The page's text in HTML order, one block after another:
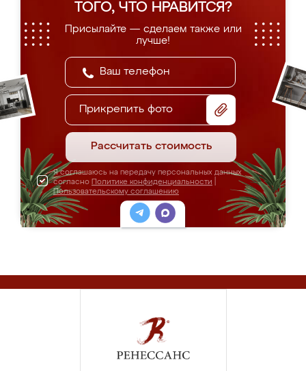
ТОГО, ЧТО НРАВИТСЯ?
Присылайте — сделаем также или
лучше!
Прикрепить фото
Рассчитать стоимость
Я соглашаюсь на передачу персональных данных
согласно Политике конфиденциальности
Пользовательскому соглашению